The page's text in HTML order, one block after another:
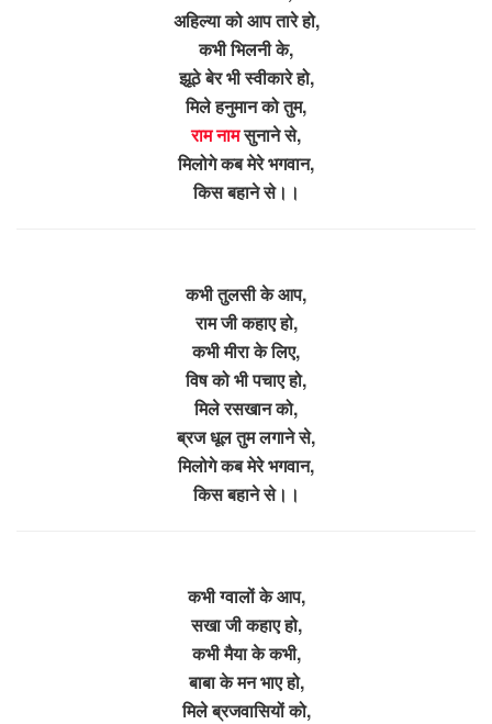
अहिल्या को आप तारे हो,
कभी भिलनी के,
झूठे बेर भी स्वीकारे हो,
मिले हनुमान को तुम,
राम नामसुनाने से,
मिलोगे कब मेरे भगवान,
किस बहाने से।।
कभी तुलसी के आप,
राम जी कहाए हो,
कभी मीरा के लिए,
विष को भी पचाए हो,
मिले रसखान को,
ब्रज धूल तुम लगाने से,
मिलोगे कब मेरे भगवान,
किस बहाने से।।
कभी ग्वालों के आप,
सखा जी कहाए हो,
कभी मैया के कभी,
बाबा के मन भाए हो,
मिले ब्रजवासियों को,